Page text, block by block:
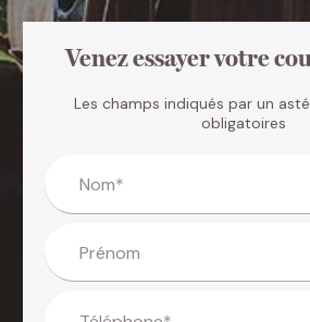
Venez essayer votre
Les champs indiqués par un
obligatoires
Nom*
Prénom